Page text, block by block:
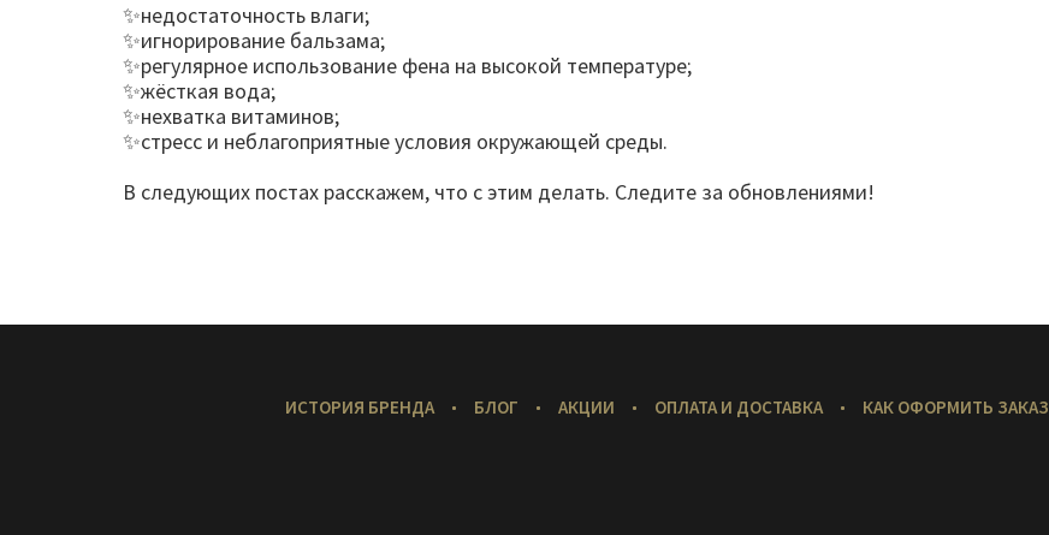
✨недостаточность влаги;
✨игнорирование бальзама;
✨регулярное использование фена на высокой температуре;
✨жёсткая вода;
✨нехватка витаминов;
✨стресс и неблагоприятные условия окружающей среды.
В следующих постах расскажем, что с этим делать. Следите за обновлениями!
ИСТОРИЯ БРЕНДА БЛОГ АКЦИИ ОПЛАТА И ДОСТАВКА КАК ОФОРМИТЬ ЗАКАЗ